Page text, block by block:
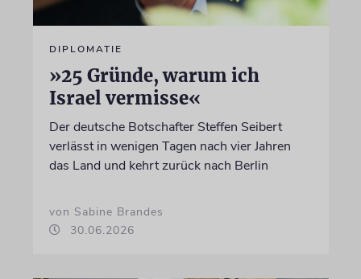
DIPLOMATIE
»25 Gründe, warum ich
Israel vermisse«
Der deutsche Botschafter Steffen Seibert
verlässt in wenigen Tagen nach vier Jahren
das Land und kehrt zurück nach Berlin
von Sabine Brandes
30.06.2026